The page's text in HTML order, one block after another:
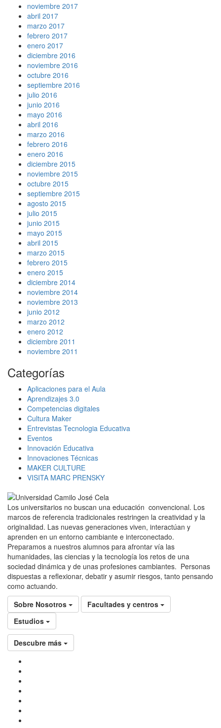
noviembre 2017
abril 2017
marzo 2017
febrero 2017
enero 2017
diciembre 2016
noviembre 2016
octubre 2016
septiembre 2016
julio 2016
junio 2016
mayo 2016
abril 2016
marzo 2016
febrero 2016
enero 2016
diciembre 2015
noviembre 2015
octubre 2015
septiembre 2015
agosto 2015
julio 2015
junio 2015
mayo 2015
abril 2015
marzo 2015
febrero 2015
enero 2015
diciembre 2014
noviembre 2014
noviembre 2013
junio 2012
marzo 2012
enero 2012
diciembre 2011
noviembre 2011
Categorías
Aplicaciones para el Aula
Aprendizajes 3.0
Competencias digitales
Cultura Maker
Entrevistas Tecnologia Educativa
Eventos
Innovación Educativa
Innovaciones Técnicas
MAKER CULTURE
VISITA MARC PRENSKY
Los universitarios no buscan una educación convencional. Los
marcos de referencia tradicionales restringen la creatividad y la
originalidad. Las nuevas generaciones viven, interactúan y
aprenden en un entorno cambiante e interconectado.
Preparamos a nuestros alumnos para afrontar vía las
humanidades, las ciencias y la tecnología los retos de una
sociedad dinámica y de unas profesiones cambiantes. Personas
dispuestas a reflexionar, debatir y asumir riesgos, tanto pensando
como actuando.
Sobre Nosotros
Facultades y centros
Estudios
Descubre más